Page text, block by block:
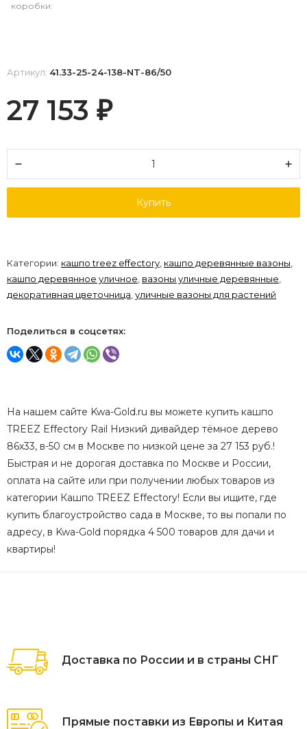
коробки:
Артикул: 41.33-25-24-138-NT-86/50
27 153 ₽
Купить
Категории: кашпо treez effectory, кашпо деревянные вазоны,
кашпо деревянное уличное, вазоны уличные деревянные,
декоративная цветочница,уличные вазоны для растений
Поделиться в соцсетях:
На нашем сайте Kwa-Gold.ru вы можете купить кашпо
TREEZ Effectory Rail Низкий дивайдер тёмное дерево
86x33, в-50 см в Москве по низкой цене за 27 153 руб.!
Быстрая и не дорогая доставка по Москве и России,
оплата на сайте или при получении любых товаров из
категории Кашпо TREEZ Effectory! Если вы ищите, где
купить благоустройство сада в Москве, то вы попали по
адресу, в Kwa-Gold порядка 4 500 товаров для дачи и
квартиры!
Доставка по России и в страны СНГ
Прямые поставки из Европы и Китая